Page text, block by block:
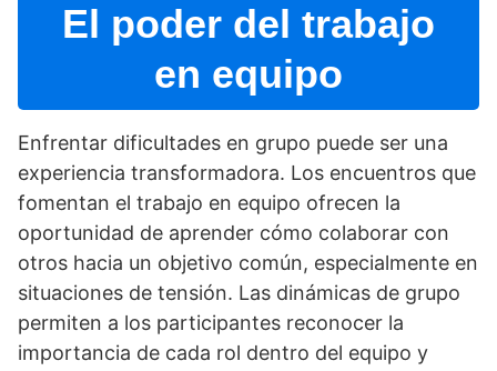
El poder del trabajo
en equipo
Enfrentar dificultades en grupo puede ser una
experiencia transformadora. Los encuentros que
fomentan el trabajo en equipo ofrecen la
oportunidad de aprender cómo colaborar con
otros hacia un objetivo común, especialmente en
situaciones de tensión. Las dinámicas de grupo
permiten a los participantes reconocer la
importancia de cada rol dentro del equipo y